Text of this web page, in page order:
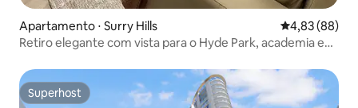
Apartamento ⋅ Surry Hills 4,83 de uma
4,83 (88)
Retiro elegante com vista para o Hyde Park, academia e
Superhost
Superhost